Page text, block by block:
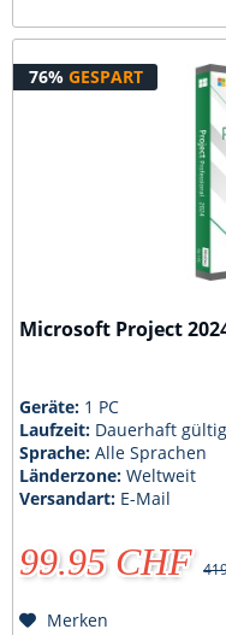
76% GESPART
Microsoft Project
Geräte: 1 PC
Laufzeit: Dauerhaft gültig
Sprache:Alle Sprachen
Länderzone:Weltweit
Versandart: E-Mail
99.95 CHF
Merken